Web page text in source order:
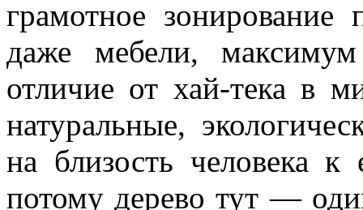
грамотное
даже мебели,
отличие от хай-тека в
натуральные,
на близость человека к
потому дерево тут —